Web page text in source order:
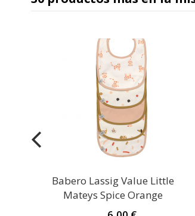
Babero Lassig Value Little
Mateys Spice Orange